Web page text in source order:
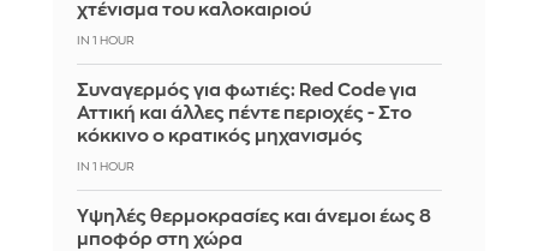
χτένισμα του καλοκαιριού
IN 1 HOUR
Συναγερμός για φωτιές: Red Code για
Αττική και άλλες πέντε περιοχές - Στο
κόκκινο ο κρατικός μηχανισμός
IN 1 HOUR
Υψηλές θερμοκρασίες και άνεμοι έως 8
μποφόρ στη χώρα